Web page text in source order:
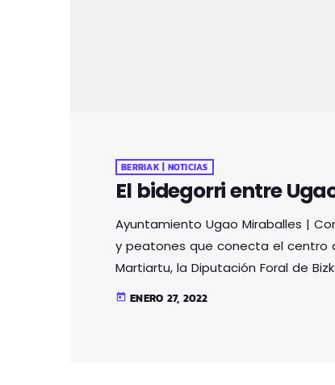
BERRIAK | NOTICIAS
El bidegorri entre
Ayuntamiento Ugao Miraballes |
y peatones que conecta el centro
Martiartu, la Diputación Foral de
bidegorri llegue también hasta
today ENERO 27, 2022